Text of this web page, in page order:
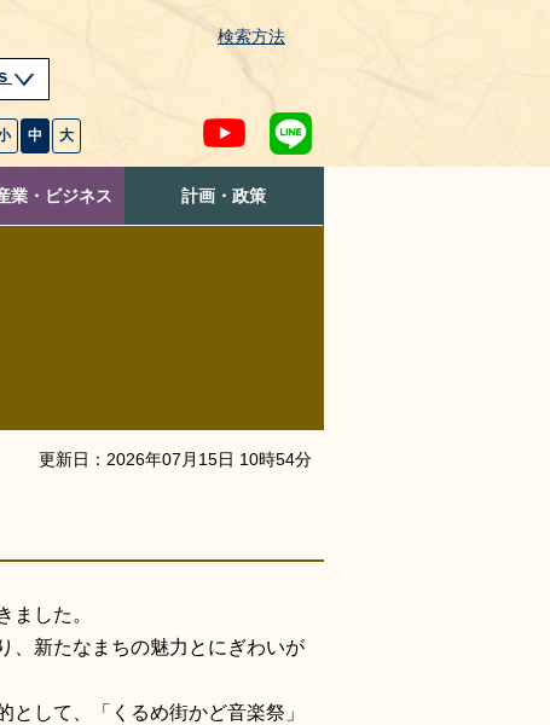
検索方法
中 大
業・ビジネス 計画・政策
更新日： 2026年07 月 15日 10時54分
ました。
、新たなまちの魅力とにぎわいが
して、「くるめ街かど音楽祭」